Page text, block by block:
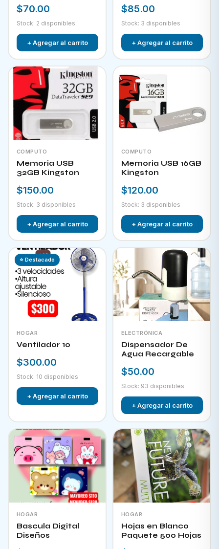
$70.00
Stock: 2 disponibles
+ Agregar al carrito
$85.00
Stock: 3 disponibles
+ Agregar al carrito
COMPUTO
Memoria USB
32GB Kingston
$150.00
Stock: 3 disponibles
+ Agregar al carrito
COMPUTO
Memoria USB 16GB
Kingston
$120.00
Stock: 3 disponibles
+ Agregar al carrito
⭐ Destacado
HOGAR
Ventilador 10
$300.00
Stock: 10 disponibles
+ Agregar al carrito
ELECTRÓNICA
Dispensador De
Agua Recargable
$50.00
Stock: 93 disponibles
+ Agregar al carrito
HOGAR
Bascula Digital
Diseños
HOGAR
Hojas en Blanco
Paquete 500 Hojas